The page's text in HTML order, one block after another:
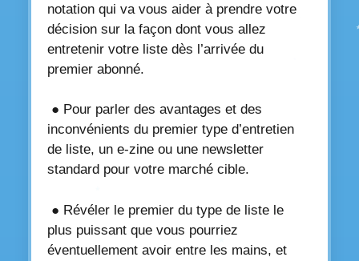
notation qui va vous aider à prendre votre
décision sur la façon dont vous allez
entretenir votre liste dès l’arrivée du
premier abonné.
● Pour parler des avantages et des
inconvénients du premier type d’entretien
de liste, un e-zine ou une newsletter
standard pour votre marché cible.
● Révéler le premier du type de liste le
plus puissant que vous pourriez
éventuellement avoir entre les mains, et